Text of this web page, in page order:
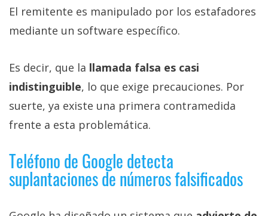
El remitente es manipulado por los estafadores
mediante un software específico.
Es decir, que la llamada falsa es casi
indistinguible, lo que exige precauciones. Por
suerte, ya existe una primera contramedida
frente a esta problemática.
Teléfono de Google detecta
suplantaciones de números falsificados